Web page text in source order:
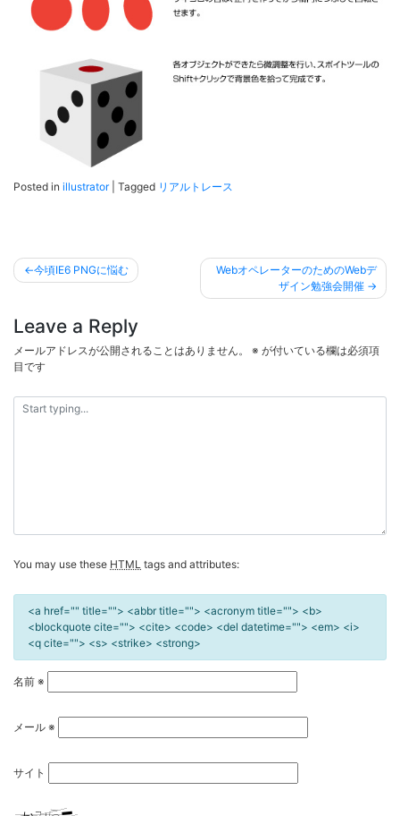
Posted in illustrator| Tagged リアルトレース
投
稿
ナ
ビ
ゲ
ー
シ
今頃IE6 PNGに悩む
WebオペレーターのためのWebデ
ザイン勉強会開催
Leave a Reply
メールアドレスが公開されることはありません。 ※ が付いている欄は必須項
目です
You may use these HTML tags and attributes:
<a href="" title=""> <abbr title=""> <acronym title=""> <b>
<blockquote cite=""> <cite> <code> <del datetime=""> <em> <i>
<q cite=""> <s> <strike> <strong>
名前 ※
メール ※
サイト